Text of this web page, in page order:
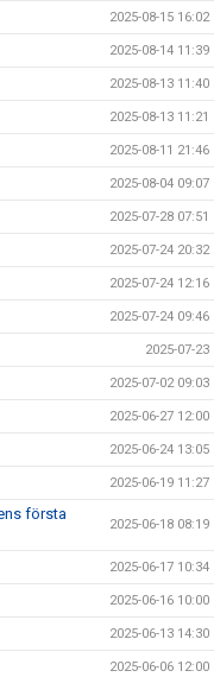
2025-08-15 16:02
2025-08-14 11:39
2025-08-13 11:40
2025-08-13 11:21
2025-08-11 21:46
2025-08-04 09:07
2025-07-28 07:51
2025-07-24 20:32
2025-07-24 12:16
2025-07-24 09:46
2025-07-23
2025-07-02 09:03
2025-06-27 12:00
2025-06-24 13:05
2025-06-19 11:27
första
2025-06-18 08:19
2025-06-17 10:34
2025-06-16 10:00
2025-06-13 14:30
2025-06-06 12:00